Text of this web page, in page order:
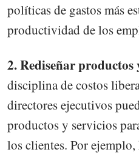
políticas de gastos más
productividad de los
2. Rediseñar productos
disciplina de costos
directores ejecutivos
productos y servicios
los clientes. Por